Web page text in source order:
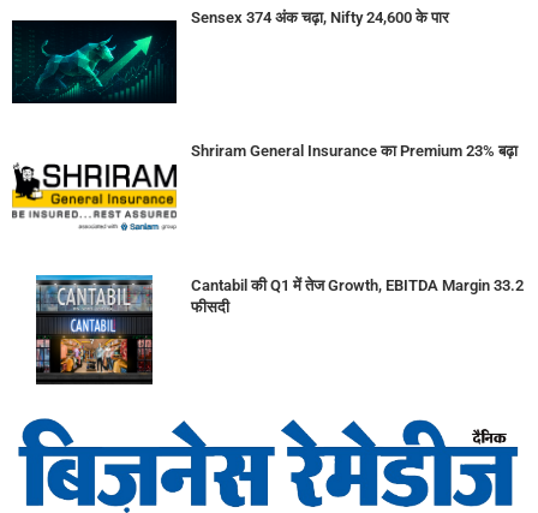
Sensex 374 अंक चढ़ा, Nifty 24,600 के पार
Shriram General Insurance का Premium 23% बढ़ा
Cantabil की Q1 में तेज Growth, EBITDA Margin 33.2
फीसदी